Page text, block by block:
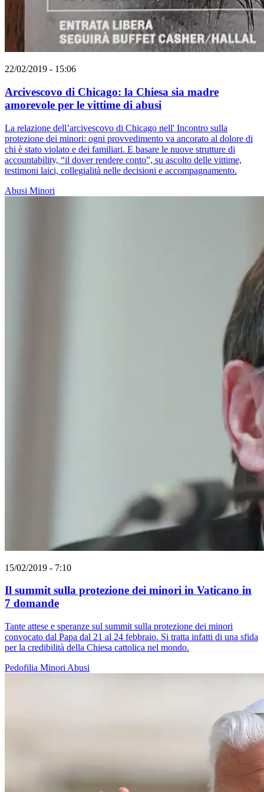
22/02/2019 - 15:06
Arcivescovo di Chicago: la Chiesa sia madre
amorevole per le vittime di abusi
La relazione dell’arcivescovo di Chicago nell' Incontro sulla
protezione dei minori: ogni provvedimento va ancorato al dolore di
chi è stato violato e dei familiari. E basare le nuove strutture di
accountability, “il dover rendere conto”, su ascolto delle vittime,
testimoni laici, collegialità nelle decisioni e accompagnamento.
Abusi Minori
15/02/2019 - 7:10
Il summit sulla protezione dei minori in Vaticano in
7 domande
Tante attese e speranze sul summit sulla protezione dei minori
convocato dal Papa dal 21 al 24 febbraio. Si tratta infatti di una sfida
per la credibilità della Chiesa cattolica nel mondo.
Pedofilia Minori Abusi